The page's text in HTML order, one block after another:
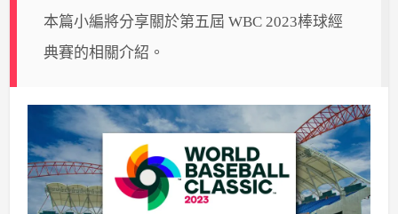
本篇小編將分享關於第五屆 WBC 2023棒球經
典賽的相關介紹。